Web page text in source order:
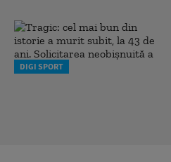
DIGI SPORT